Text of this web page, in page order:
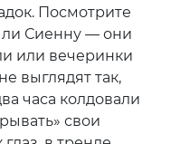
Посмотрите
ли Сиенну — они
или вечеринки
выглядят так,
часа колдовали
свои